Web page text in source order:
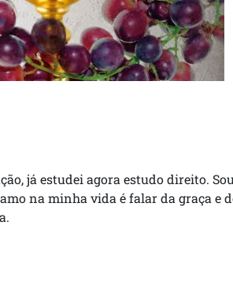
já estudei agora estudo direito. Sou
na minha vida é falar da graça e